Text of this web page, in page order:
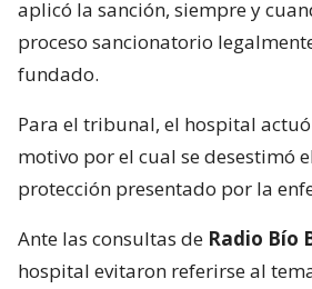
aplicó la sanción, siempre y
proceso sancionatorio
fundado.
Para el tribunal, el hospital
motivo por el cual se desestimó
protección presentado por la
Ante las consultas de Radio Bío
hospital evitaron referirse al